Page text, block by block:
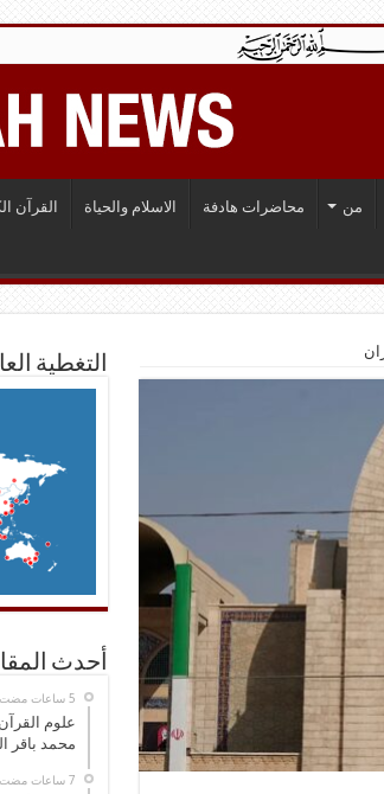
من محاضرات هادفة الاسلام والحياة القرآن
التغطية
أحدث
علوم
محمد باقر